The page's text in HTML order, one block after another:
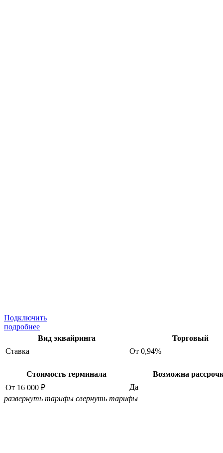
Подключить
подробнее
Вид эквайринга
Торговый
Ставка
От 0,94%
Стоимость терминала
Возможна
От 16 000 ₽
Да
развернуть тарифы свернуть тарифы